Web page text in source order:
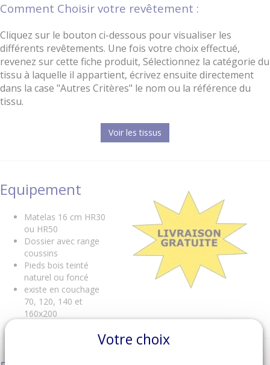
Comment Choisir votre revêtement :
Cliquez sur le bouton ci-dessous pour visualiser les
différents revêtements. Une fois votre choix effectué,
revenez sur cette fiche produit, Sélectionnez la catégorie du
tissu à laquelle il appartient, écrivez ensuite directement
dans la case "Autres Critères" le nom ou la référence du
tissu.
Voir les tissus
Equipement
Matelas 16 cm HR30
ou HR50
Dossier avec range
coussins
Pieds bois teinté
naturel ou foncé
existe en couchage
70, 120, 140 et
160x200
Votre choix